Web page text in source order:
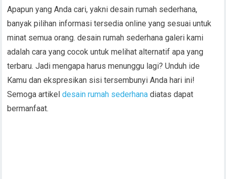
Apapun yang Anda cari, yakni desain rumah sederhana,
banyak pilihan informasi tersedia online yang sesuai untuk
minat semua orang. desain rumah sederhana galeri kami
adalah cara yang cocok untuk melihat alternatif apa yang
terbaru. Jadi mengapa harus menunggu lagi? Unduh ide
Kamu dan ekspresikan sisi tersembunyi Anda hari ini!
Semoga artikeldesain rumah sederhanadiatas dapat
bermanfaat.